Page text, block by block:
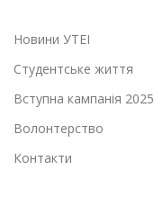
Новини УТЕІ
Студентське життя
Вступна кампанія 2025
Волонтерство
Контакти